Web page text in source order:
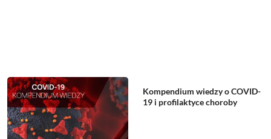
Kompendium wiedzy o COVID-
19 i profilaktyce choroby